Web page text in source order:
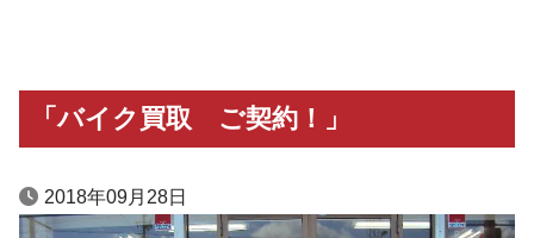
「バイク買取 ご契約！」
2018年09月28日